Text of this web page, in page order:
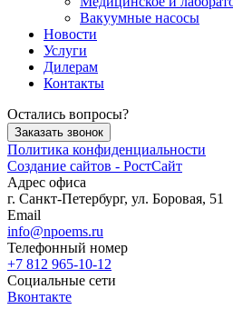
Вакуумные насосы
Новости
Услуги
Дилерам
Контакты
Остались вопросы?
Заказать звонок
Политика конфиденциальности
Создание сайтов - РостСайт
Адрес офиса
г. Санкт-Петербург, ул. Боровая, 51
Email
info@npoems.ru
Телефонный номер
+7 812 965-10-12
Социальные сети
Вконтакте